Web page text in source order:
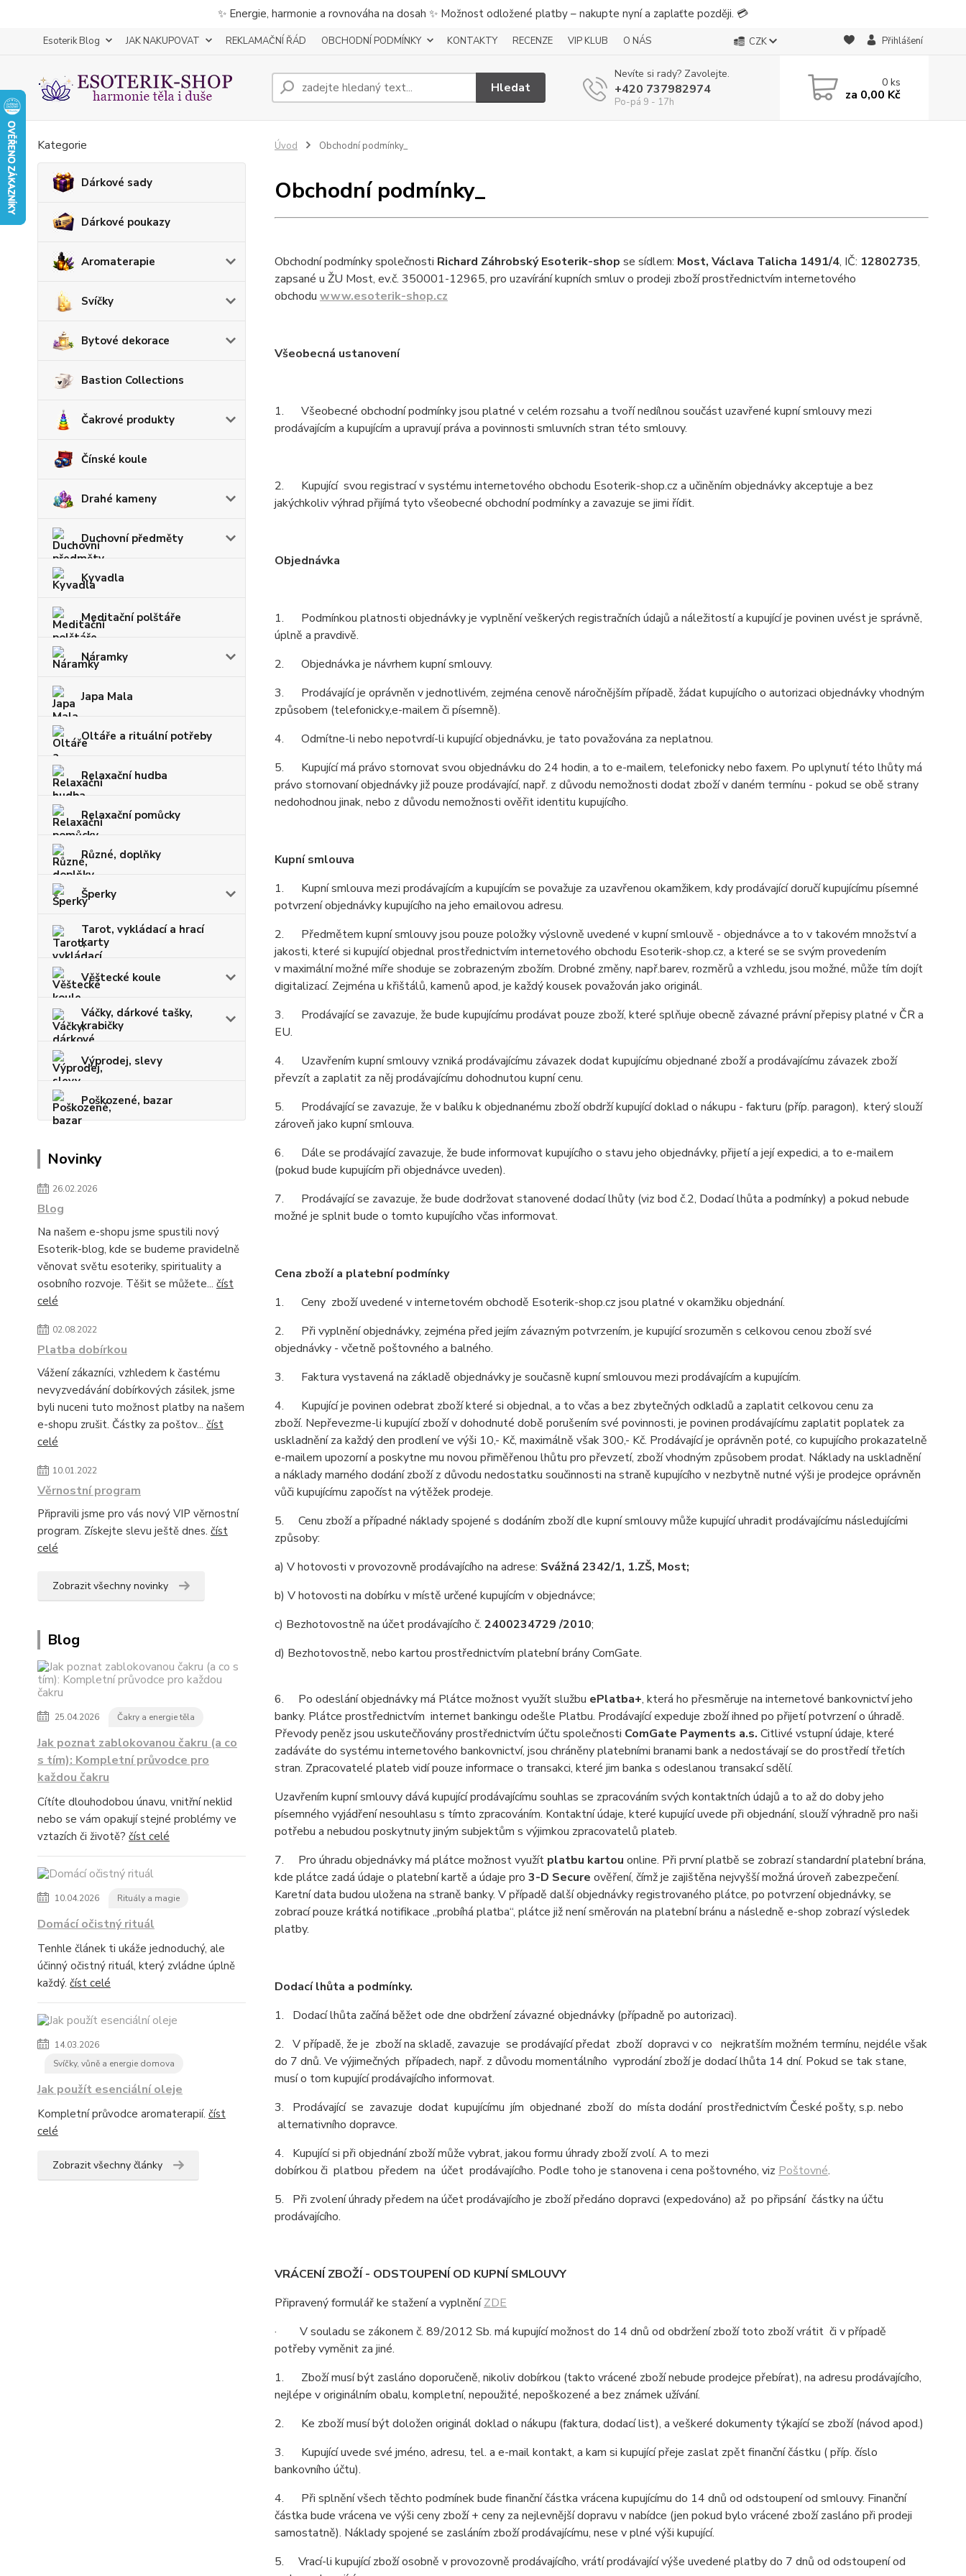
✨ Energie, harmonie a rovnováha na dosah ✨ Možnost odložené platby – nakupte nyní a zaplaťte později. 💳
Esoterik Blog JAK NAKUPOVAT REKLAMAČNÍ ŘÁD OBCHODNÍ PODMÍNKY KONTAKTY RECENZE VIP KLUB O NÁS CZK Přihlášení
Hledat
Nevíte si rady? Zavolejte.
+420 737982974
Po-pá 9 - 17h
0ks
za 0,00 Kč
Kategorie
Dárkové sady
Dárkové poukazy
Aromaterapie
Svíčky
Bytové dekorace
Bastion Collections
Čakrové produkty
Čínské koule
Drahé kameny
Duchovní předměty
Kyvadla
Meditační polštáře
Náramky
Japa Mala
Oltáře a rituální potřeby
Relaxační hudba
Relaxační pomůcky
Různé, doplňky
Šperky
Tarot, vykládací a hrací
karty
Věštecké koule
Váčky, dárkové tašky,
krabičky
Výprodej, slevy
Poškozené, bazar
Novinky
26.02.2026
Blog
Na našem e-shopu jsme spustili nový
Esoterik-blog, kde se budeme pravidelně
věnovat světu esoteriky, spirituality a
osobního rozvoje. Těšit se můžete... číst
celé
02.08.2022
Platba dobírkou
Vážení zákazníci, vzhledem k častému
nevyzvedávání dobírkových zásilek, jsme
byli nuceni tuto možnost platby na našem
e-shopu zrušit. Částky za poštov... číst
celé
10.01.2022
Věrnostní program
Připravili jsme pro vás nový VIP věrnostní
program. Získejte slevu ještě dnes. číst
celé
Zobrazit všechny novinky
Blog
25.04.2026 Čakry a energie těla
Jak poznat zablokovanou čakru (a co
s tím): Kompletní průvodce pro
každou čakru
Cítíte dlouhodobou únavu, vnitřní neklid
nebo se vám opakují stejné problémy ve
vztazích či životě? číst celé
10.04.2026 Rituály a magie
Domácí očistný rituál
Tenhle článek ti ukáže jednoduchý, ale
účinný očistný rituál, který zvládne úplně
každý. číst celé
14.03.2026
Svíčky, vůně a energie domova
Jak použít esenciální oleje
Kompletní průvodce aromaterapií. číst
celé
Zobrazit všechny články
Úvod Obchodní podmínky_
Obchodní podmínky_
Obchodní podmínky společnosti Richard Záhrobský Esoterik-shop se sídlem: Most, Václava Talicha 1491/4, IČ: 12802735,
zapsané u ŽU Most, ev.č. 350001-12965, pro uzavírání kupních smluv o prodeji zboží prostřednictvím internetového
obchodu www.esoterik-shop.cz
Všeobecná ustanovení
1. Všeobecné obchodní podmínky jsou platné v celém rozsahu a tvoří nedílnou součást uzavřené kupní smlouvy mezi
prodávajícím a kupujícím a upravují práva a povinnosti smluvních stran této smlouvy.
2. Kupující svou registrací v systému internetového obchodu Esoterik-shop.cz a učiněním objednávky akceptuje a bez
jakýchkoliv výhrad přijímá tyto všeobecné obchodní podmínky a zavazuje se jimi řídit.
Objednávka
1. Podmínkou platnosti objednávky je vyplnění veškerých registračních údajů a náležitostí a kupující je povinen uvést je správně,
úplně a pravdivě.
2. Objednávka je návrhem kupní smlouvy.
3. Prodávající je oprávněn v jednotlivém, zejména cenově náročnějším případě, žádat kupujícího o autorizaci objednávky vhodným
způsobem (telefonicky,e-mailem či písemně).
4. Odmítne-li nebo nepotvrdí-li kupující objednávku, je tato považována za neplatnou.
5. Kupující má právo stornovat svou objednávku do 24 hodin, a to e-mailem, telefonicky nebo faxem. Po uplynutí této lhůty má
právo stornovaní objednávky již pouze prodávající, např. z důvodu nemožnosti dodat zboží v daném termínu - pokud se obě strany
nedohodnou jinak, nebo z důvodu nemožnosti ověřit identitu kupujícího.
Kupní smlouva
1. Kupní smlouva mezi prodávajícím a kupujícím se považuje za uzavřenou okamžikem, kdy prodávající doručí kupujícímu písemné
potvrzení objednávky kupujícího na jeho emailovou adresu.
2. Předmětem kupní smlouvy jsou pouze položky výslovně uvedené v kupní smlouvě - objednávce a to v takovém množství a
jakosti, které si kupující objednal prostřednictvím internetového obchodu Esoterik-shop.cz, a které se se svým provedením
v maximální možné míře shoduje se zobrazeným zbožím. Drobné změny, např.barev, rozměrů a vzhledu, jsou možné, může tím dojít
digitalizací. Zejména u křištálů, kamenů apod, je každý kousek považován jako originál.
3. Prodávající se zavazuje, že bude kupujícímu prodávat pouze zboží, které splňuje obecně závazné právní přepisy platné v ČR a
EU.
4. Uzavřením kupní smlouvy vzniká prodávajícímu závazek dodat kupujícímu objednané zboží a prodávajícímu závazek zboží
převzít a zaplatit za něj prodávajícímu dohodnutou kupní cenu.
5. Prodávající se zavazuje, že v balíku k objednanému zboží obdrží kupující doklad o nákupu - fakturu (příp. paragon), který slouží
zároveň jako kupní smlouva.
6. Dále se prodávající zavazuje, že bude informovat kupujícího o stavu jeho objednávky, přijetí a její expedici, a to e-mailem
(pokud bude kupujícím při objednávce uveden).
7. Prodávající se zavazuje, že bude dodržovat stanovené dodací lhůty (viz bod č.2, Dodací lhůta a podmínky) a pokud nebude
možné je splnit bude o tomto kupujícího včas informovat.
Cena zboží a platební podmínky
1. Ceny zboží uvedené v internetovém obchodě Esoterik-shop.cz jsou platné v okamžiku objednání.
2. Při vyplnění objednávky, zejména před jejím závazným potvrzením, je kupující srozuměn s celkovou cenou zboží své
objednávky - včetně poštovného a balného.
3. Faktura vystavená na základě objednávky je současně kupní smlouvou mezi prodávajícím a kupujícím.
4. Kupující je povinen odebrat zboží které si objednal, a to včas a bez zbytečných odkladů a zaplatit celkovou cenu za
zboží. Nepřevezme-li kupující zboží v dohodnuté době porušením své povinnosti, je povinen prodávajícímu zaplatit poplatek za
uskladnění za každý den prodlení ve výši 10,- Kč, maximálně však 300,- Kč. Prodávající je oprávněn poté, co kupujícího prokazatelně
e-mailem upozorní a poskytne mu novou přiměřenou lhůtu pro převzetí, zboží vhodným způsobem prodat. Náklady na uskladnění
a náklady marného dodání zboží z důvodu nedostatku součinnosti na straně kupujícího v nezbytně nutné výši je prodejce oprávněn
vůči kupujícímu započíst na výtěžek prodeje.
5. Cenu zboží a případné náklady spojené s dodáním zboží dle kupní smlouvy může kupující uhradit prodávajícímu následujícími
způsoby:
a) V hotovosti v provozovně prodávajícího na adrese: Svážná 2342/1, 1.ZŠ, Most;
b) V hotovosti na dobírku v místě určené kupujícím v objednávce;
c) Bezhotovostně na účet prodávajícího č. 2400234729 /2010;
d) Bezhotovostně, nebo kartou prostřednictvím platební brány ComGate.
6. Po odeslání objednávky má Plátce možnost využít službu ePlatba+, která ho přesměruje na internetové bankovnictví jeho
banky. Plátce prostřednictvím internet bankingu odešle Platbu. Prodávající expeduje zboží ihned po přijetí potvrzení o úhradě.
Převody peněz jsou uskutečňovány prostřednictvím účtu společnosti ComGate Payments a.s. Citlivé vstupní údaje, které
zadáváte do systému internetového bankovnictví, jsou chráněny platebními branami bank a nedostávají se do prostředí třetích
stran. Zpracovatelé plateb vidí pouze informace o transakci, které jim banka s odeslanou transakcí sdělí.
Uzavřením kupní smlouvy dává kupující prodávajícímu souhlas se zpracováním svých kontaktních údajů a to až do doby jeho
písemného vyjádření nesouhlasu s tímto zpracováním. Kontaktní údaje, které kupující uvede při objednání, slouží výhradně pro naši
potřebu a nebudou poskytnuty jiným subjektům s výjimkou zpracovatelů plateb.
7. Pro úhradu objednávky má plátce možnost využít platbu kartou online. Při první platbě se zobrazí standardní platební brána,
kde plátce zadá údaje o platební kartě a údaje pro 3-D Secure ověření, čímž je zajištěna nejvyšší možná úroveň zabezpečení.
Karetní data budou uložena na straně banky. V případě další objednávky registrovaného plátce, po potvrzení objednávky, se
zobrací pouze krátká notifikace „probíhá platba“, plátce již není směrován na platební bránu a následně e-shop zobrazí výsledek
platby.
Dodací lhůta a podmínky.
1. Dodací lhůta začíná běžet ode dne obdržení závazné objednávky (případně po autorizaci).
2. V případě, že je zboží na skladě, zavazuje se prodávající předat zboží dopravci v co nejkratším možném termínu, nejdéle však
do 7 dnů. Ve výjimečných případech, např. z důvodu momentálního vyprodání zboží je dodací lhůta 14 dní. Pokud se tak stane,
musí o tom kupující prodávajícího informovat.
3. Prodávající se zavazuje dodat kupujícímu jím objednané zboží do místa dodání prostřednictvím České pošty, s.p. nebo
alternativního dopravce.
4. Kupující si při objednání zboží může vybrat, jakou formu úhrady zboží zvolí. A to mezi
dobírkou či platbou předem na účet prodávajícího. Podle toho je stanovena i cena poštovného, viz Poštovné.
5. Při zvolení úhrady předem na účet prodávajícího je zboží předáno dopravci (expedováno) až po připsání částky na účtu
prodávajícího.
VRÁCENÍ ZBOŽÍ - ODSTOUPENÍ OD KUPNÍ SMLOUVY
Připravený formulář ke stažení a vyplněníZDE
· V souladu se zákonem č. 89/2012 Sb. má kupující možnost do 14 dnů od obdržení zboží toto zboží vrátit či v případě
potřeby vyměnit za jiné.
1. Zboží musí být zasláno doporučeně, nikoliv dobírkou (takto vrácené zboží nebude prodejce přebírat), na adresu prodávajícího,
nejlépe v originálním obalu, kompletní, nepoužité, nepoškozené a bez známek užívání.
2. Ke zboží musí být doložen originál doklad o nákupu (faktura, dodací list), a veškeré dokumenty týkající se zboží (návod apod.)
3. Kupující uvede své jméno, adresu, tel. a e-mail kontakt, a kam si kupující přeje zaslat zpět finanční částku ( příp. číslo
bankovního účtu).
4. Při splnění všech těchto podmínek bude finanční částka vrácena kupujícímu do 14 dnů od odstoupení od smlouvy. Finanční
částka bude vrácena ve výši ceny zboží + ceny za nejlevnější dopravu v nabídce (jen pokud bylo vrácené zboží zasláno při prodeji
samostatně). Náklady spojené se zasláním zboží prodávajícímu, nese v plné výši kupující.
5. Vrací-li kupující zboží osobně v provozovně prodávajícího, vrátí prodávající výše uvedené platby do 7 dnů od odstoupení od